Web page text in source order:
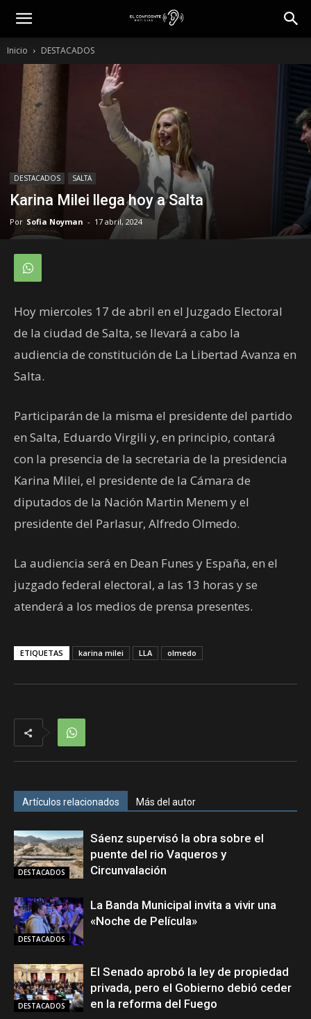
Inicio DESTACADOS
DESTACADOS SALTA
Karina Milei llega hoy a Salta
Por Sofia Noyman - 17 abril, 2024
Hoy miercoles 17 de abril en el Juzgado Electoral
de la ciudad de Salta, se llevará a cabo la
audiencia de constitución de La Libertad Avanza en
Salta.
Participarán de la misma el presidente del partido
en Salta, Eduardo Virgili y, en principio, contará
con la presencia de la secretaria de la presidencia
Karina Milei, el presidente de la Cámara de
diputados de la Nación Martin Menem y el
presidente del Parlasur, Alfredo Olmedo.
La audiencia será en Dean Funes y España, en el
juzgado federal electoral, a las 13 horas y se
atenderá a los medios de prensa presentes.
ETIQUETAS karina milei LLA olmedo
Artículos relacionados Más del autor
DESTACADOS
Sáenz supervisó la obra sobre el
puente del rio Vaqueros y
Circunvalación
DESTACADOS
La Banda Municipal invita a vivir una
«Noche de Película»
DESTACADOS
El Senado aprobó la ley de propiedad
privada, pero el Gobierno debió ceder
en la reforma del Fuego